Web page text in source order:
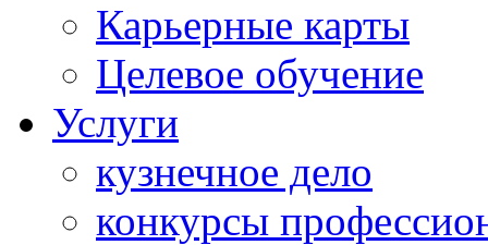
Карьерные карты
Целевое обучение
Услуги
кузнечное дело
конкурсы